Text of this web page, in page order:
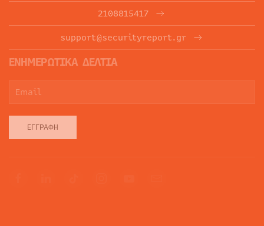
2108815417
support@securityreport.gr
ΕΝΗΜΕΡΩΤΙΚΑ ΔΕΛΤΙΑ
ΕΓΓΡΑΦΉ